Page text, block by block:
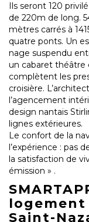
Ils seront 120
de 220m de long.
mètres carrés à
quatre ponts. Un
nage suspendu
un cabaret théâtre
complètent les
croisière.
l’agencement
design nantais
lignes extérieures.
Le confort de la
l’expérience : pas
la satisfaction de
émission » .
Saint-